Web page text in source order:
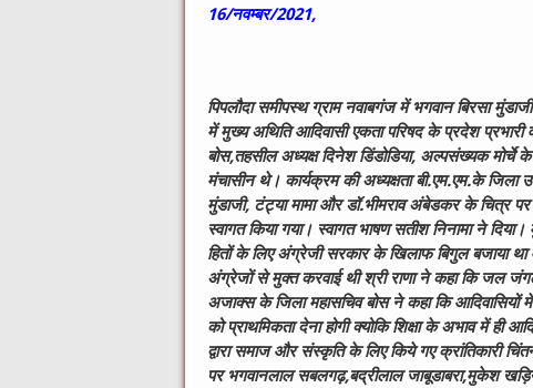
16/नवम्बर/2021,
पिपलौदा समीपस्थ ग्राम नवाबगंज में भगवान बिरसा
में मुख्य अथिति आदिवासी एकता परिषद के प्रदेश प्रभारी
बोस,तहसील अध्यक्ष दिनेश डिंडोडिया, अल्पसंख्यक मोर्चे के
मंचासीन थे। कार्यक्रम की अध्यक्षता बी.एम.एम.के जिला
मुंडाजी, टंट्या मामा और डॉ.भीमराव अंबेडकर के चित्र पर
स्वागत किया गया। स्वागत भाषण सतीश निनामा ने
हितों के लिए अंग्रेजी सरकार के खिलाफ बिगुल बजाया था
अंग्रेजों से मुक्त करवाई थी श्री राणा ने कहा कि जल
अजाक्स के जिला महासचिव बोस ने कहा कि
को प्राथमिकता देना होगी क्योकि शिक्षा के अभाव में ही
द्वारा समाज और संस्कृति के लिए किये गए क्रांतिकारी
पर भगवानलाल सबलगढ़,बद्रीलाल जाबूडाबरा,मुकेश